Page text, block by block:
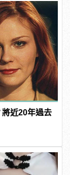
近20年過去